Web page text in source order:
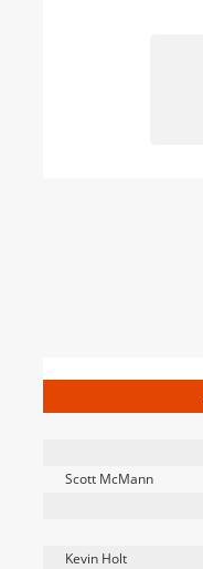
Scott McMann
Kevin Holt